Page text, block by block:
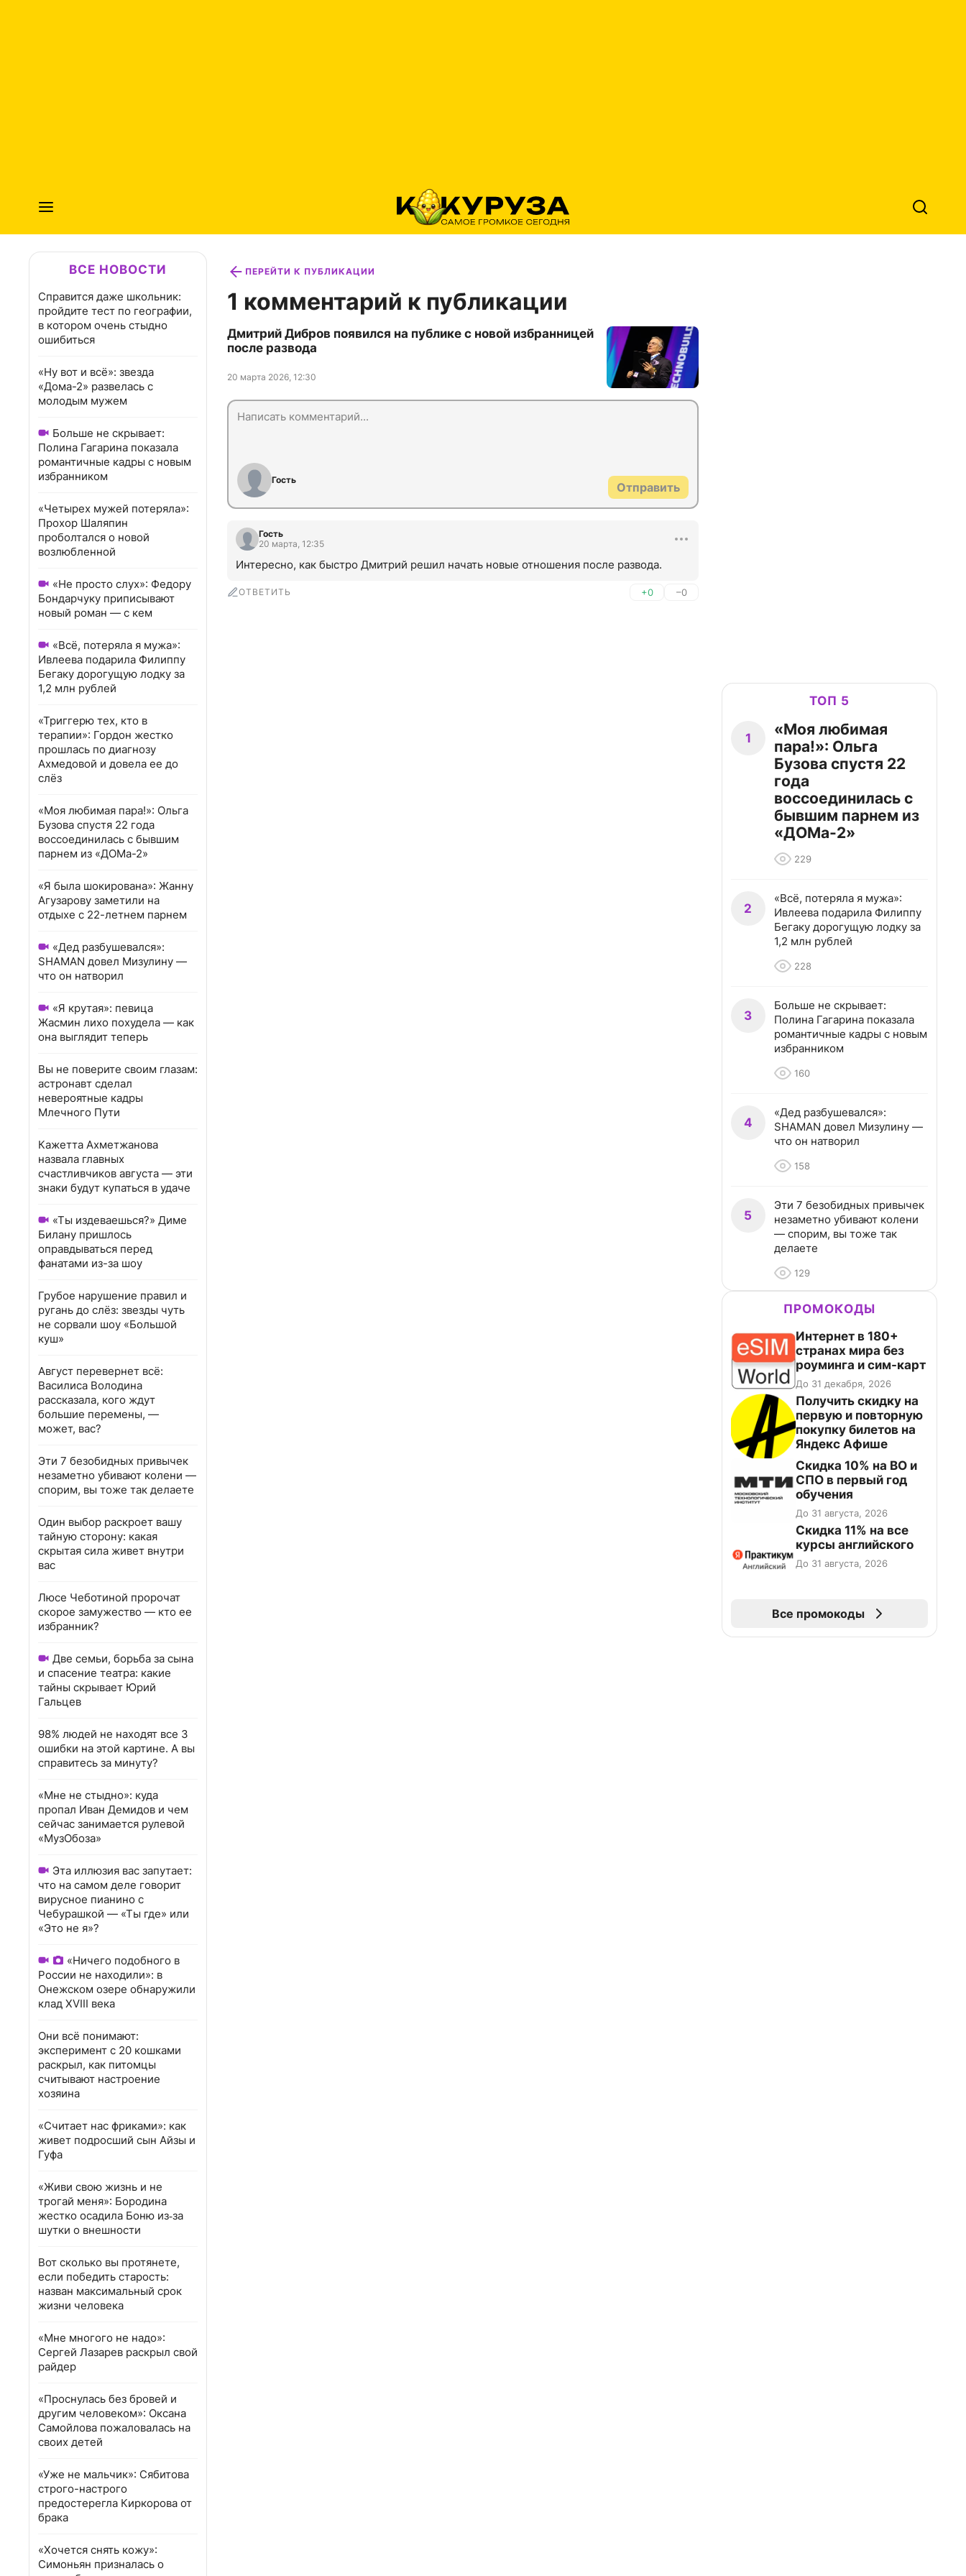
ВСЕ НОВОСТИ
Справится даже школьник:
пройдите тест по географии,
в котором очень стыдно
ошибиться
«Ну вот и всё»: звезда
«Дома-2» развелась с
молодым мужем
Больше не скрывает:
Полина Гагарина показала
романтичные кадры с новым
избранником
«Четырех мужей потеряла»:
Прохор Шаляпин
проболтался о новой
возлюбленной
«Не просто слух»: Федору
Бондарчуку приписывают
новый роман — с кем
«Всё, потеряла я мужа»:
Ивлеева подарила Филиппу
Бегаку дорогущую лодку за
1,2 млн рублей
«Триггерю тех, кто в
терапии»: Гордон жестко
прошлась по диагнозу
Ахмедовой и довела ее до
слёз
«Моя любимая пара!»: Ольга
Бузова спустя 22 года
воссоединилась с бывшим
парнем из «ДОМа-2»
«Я была шокирована»: Жанну
Агузарову заметили на
отдыхе с 22-летнем парнем
«Дед разбушевался»:
SHAMAN довел Мизулину —
что он натворил
«Я крутая»: певица
Жасмин лихо похудела — как
она выглядит теперь
Вы не поверите своим глазам:
астронавт сделал
невероятные кадры
Млечного Пути
Кажетта Ахметжанова
назвала главных
счастливчиков августа — эти
знаки будут купаться в удаче
«Ты издеваешься?» Диме
Билану пришлось
оправдываться перед
фанатами из-за шоу
Грубое нарушение правил и
ругань до слёз: звезды чуть
не сорвали шоу «Большой
куш»
Август перевернет всё:
Василиса Володина
рассказала, кого ждут
большие перемены, —
может, вас?
Эти 7 безобидных привычек
незаметно убивают колени —
спорим, вы тоже так делаете
Один выбор раскроет вашу
тайную сторону: какая
скрытая сила живет внутри
вас
Люсе Чеботиной пророчат
скорое замужество — кто ее
избранник?
Две семьи, борьба за сына
и спасение театра: какие
тайны скрывает Юрий
Гальцев
98% людей не находят все 3
ошибки на этой картине. А вы
справитесь за минуту?
«Мне не стыдно»: куда
пропал Иван Демидов и чем
сейчас занимается рулевой
«МузОбоза»
Эта иллюзия вас запутает:
что на самом деле говорит
вирусное пианино с
Чебурашкой — «Ты где» или
«Это не я»?
«Ничего подобного в
России не находили»: в
Онежском озере обнаружили
клад XVIII века
Они всё понимают:
эксперимент с 20 кошками
раскрыл, как питомцы
считывают настроение
хозяина
«Считает нас фриками»: как
живет подросший сын Айзы и
Гуфа
«Живи свою жизнь и не
трогай меня»: Бородина
жестко осадила Боню из‑за
шутки о внешности
Вот сколько вы протянете,
если победить старость:
назван максимальный срок
жизни человека
«Мне многого не надо»:
Сергей Лазарев раскрыл свой
райдер
«Проснулась без бровей и
другим человеком»: Оксана
Самойлова пожаловалась на
своих детей
«Уже не мальчик»: Сябитова
строго-настрого
предостерегла Киркорова от
брака
«Хочется снять кожу»:
Симоньян призналась о
ПЕРЕЙТИ К ПУБЛИКАЦИИ
1 комментарий к публикации
Дмитрий Дибров появился на публике с новой избранницей
после развода
20 марта 2026, 12:30
Гость
Отправить
Гость
20 марта, 12:35
Интересно, как быстро Дмитрий решил начать новые отношения после развода.
ОТВЕТИТЬ +0 –0
ТОП 5
1
«Моя любимая
пара!»: Ольга
Бузова спустя 22
года
воссоединилась с
бывшим парнем из
«ДОМа-2»
229
2
«Всё, потеряла я мужа»:
Ивлеева подарила Филиппу
Бегаку дорогущую лодку за
1,2 млн рублей
228
3
Больше не скрывает:
Полина Гагарина показала
романтичные кадры с новым
избранником
160
4
«Дед разбушевался»:
SHAMAN довел Мизулину —
что он натворил
158
5
Эти 7 безобидных привычек
незаметно убивают колени
— спорим, вы тоже так
делаете
129
ПРОМОКОДЫ
Интернет в 180+
странах мира без
роуминга и сим-карт
До 31 декабря, 2026
Получить скидку на
первую и повторную
покупку билетов на
Яндекс Афише
Скидка 10% на ВО и
СПО в первый год
обучения
До 31 августа, 2026
Скидка 11% на все
курсы английского
До 31 августа, 2026
Все промокоды